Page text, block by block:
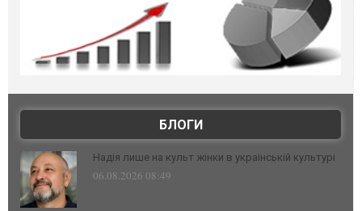
БЛОГИ
Надія лише на культ жінки в українській культурі
06.08.2026 08:49